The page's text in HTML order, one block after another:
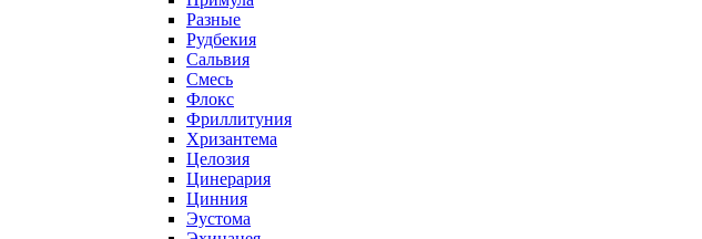
Разные
Рудбекия
Сальвия
Смесь
Флокс
Фриллитуния
Хризантема
Целозия
Цинерария
Цинния
Эустома